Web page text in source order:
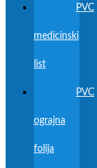
PVC
medicinski
list
PVC
ograjna
folija